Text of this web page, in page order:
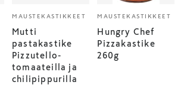
MAUSTEKASTIKKEET
Mutti
pastakastike
Pizzutello-
tomaateilla ja
chilipippurilla
MAUSTEKASTIKKEET
Hungry Chef
Pizzakastike
260g